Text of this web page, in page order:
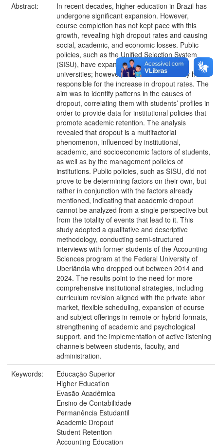
Abstract:
In recent decades, higher education in Brazil has
undergone significant expansion. However,
course completion has not kept pace with this
growth, revealing high dropout rates and causing
social, academic, and economic losses. Public
policies, such as the Unified Selection System
(SISU), have expanded access to public
universities; however, they cannot be solely held
responsible for the increase in dropout rates. The
aim was to identify patterns in the causes of
dropout, correlating them with students’ profiles in
order to provide data for institutional policies that
promote academic retention. The analysis
revealed that dropout is a multifactorial
phenomenon, influenced by institutional,
academic, and socioeconomic factors of students,
as well as by the management policies of
institutions. Public policies, such as SISU, did not
prove to be determining factors on their own, but
rather in conjunction with the factors already
mentioned, indicating that academic dropout
cannot be analyzed from a single perspective but
from the totality of events that lead to it. This
study adopted a qualitative and descriptive
methodology, conducting semi-structured
interviews with former students of the Accounting
Sciences program at the Federal University of
Uberlândia who dropped out between 2014 and
2024. The results point to the need for more
comprehensive institutional strategies, including
curriculum revision aligned with the private labor
market, flexible scheduling, expansion of course
and subject offerings in remote or hybrid formats,
strengthening of academic and psychological
support, and the implementation of active listening
channels between students, faculty, and
administration.
Keywords:
Educação Superior
Higher Education
Evasão Acadêmica
Ensino de Contabilidade
Permanência Estudantil
Academic Dropout
Student Retention
Accounting Education